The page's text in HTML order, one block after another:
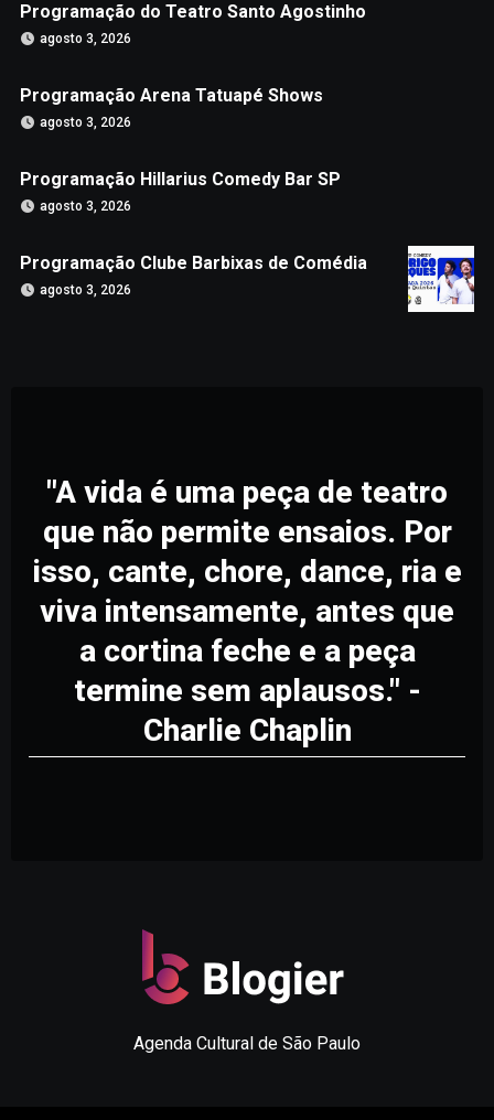
Programação do Teatro Santo Agostinho
agosto 3, 2026
Programação Arena Tatuapé Shows
agosto 3, 2026
Programação Hillarius Comedy Bar SP
agosto 3, 2026
Programação Clube Barbixas de Comédia
agosto 3, 2026
"A vida é uma peça de teatro
que não permite ensaios. Por
isso, cante, chore, dance, ria e
viva intensamente, antes que
a cortina feche e a peça
termine sem aplausos." -
Charlie Chaplin
Agenda Cultural de São Paulo